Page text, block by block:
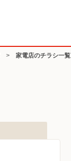
> 家電店のチラシ一覧